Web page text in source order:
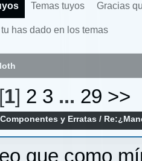
Temas tuyos Gracias
has dado en los temas
1] 2 3 ... 29 >>
Componentes y Erratas /
que como